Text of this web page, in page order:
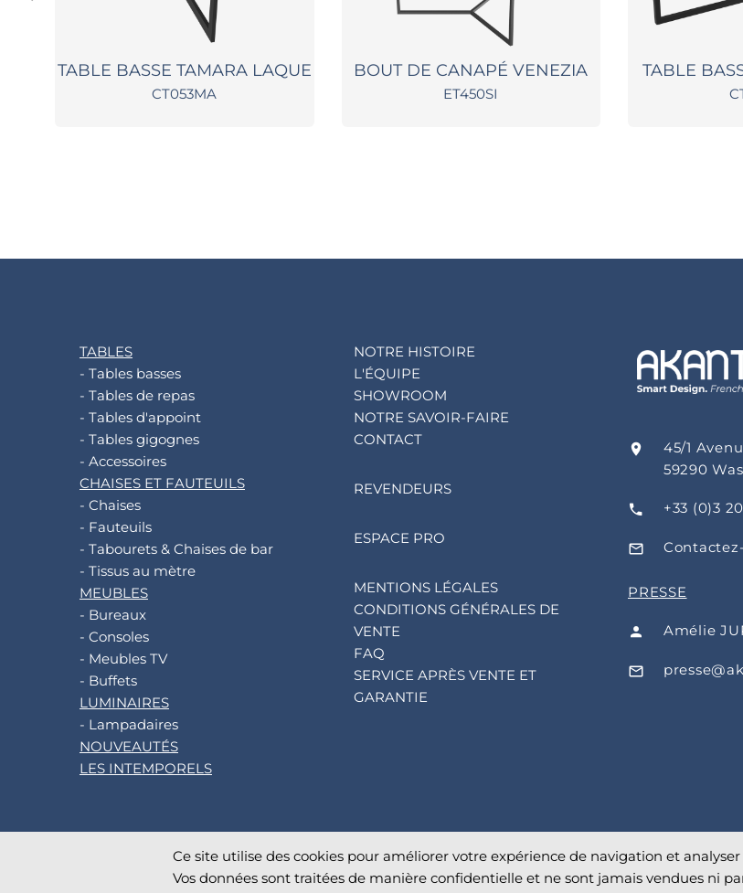
TABLE BASSE TAMARA LAQUE
CT053MA
BOUT DE CANAPÉ VENEZIA
ET450SI
TABLE
TABLES
- Tables basses
- Tables de repas
- Tables d'appoint
- Tables gigognes
- Accessoires
CHAISES ET FAUTEUILS
- Chaises
- Fauteuils
- Tabourets & Chaises de bar
- Tissus au mètre
MEUBLES
- Bureaux
- Consoles
- Meubles TV
- Buffets
LUMINAIRES
- Lampadaires
NOUVEAUTÉS
LES INTEMPORELS
NOTRE HISTOIRE
L'ÉQUIPE
SHOWROOM
NOTRE SAVOIR-FAIRE
CONTACT
REVENDEURS
ESPACE PRO
MENTIONS LÉGALES
CONDITIONS GÉNÉRALES DE
VENTE
FAQ
SERVICE APRÈS VENTE ET
GARANTIE
45/1
59290
+33 (0)3
PRESSE
Amélie
AKANTE . All rights reserved.
Ce site utilise des cookies pour améliorer votre expérience de navigation et
Vos données sont traitées de manière confidentielle et ne sont jamais vendues ni